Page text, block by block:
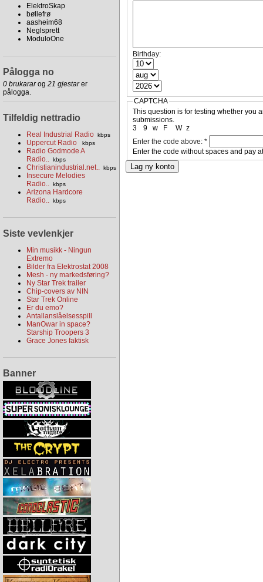
ElektroSkap
bøllefrø
aasheim68
Neglsprett
ModuloOne
Pålogga no
0 brukararog 21 gjestarer
pålogga.
Tilfeldig nettradio
Real Industrial Radio kbps
Uppercut Radio kbps
Radio Godmode A
Radio.. kbps
Christianindustrial.net.. kbps
Insecure Melodies
Radio.. kbps
Arizona Hardcore
Radio.. kbps
Siste vevlenkjer
Min musikk - Ningun
Extremo
Bilder fra Elektrostat 2008
Mesh - ny markedsføring?
Ny Star Trek trailer
Chip-covers av NIN
Star Trek Online
Er du emo?
Antallanslåelsesspill
ManOwar in space?
Starship Troopers 3
Grace Jones faktisk
Banner
Birthday:
CAPTCHA
This question is for testing whether you
submissions.
z
W
9
3 F
w
Enter the code above:*
Enter the code without spaces and pay